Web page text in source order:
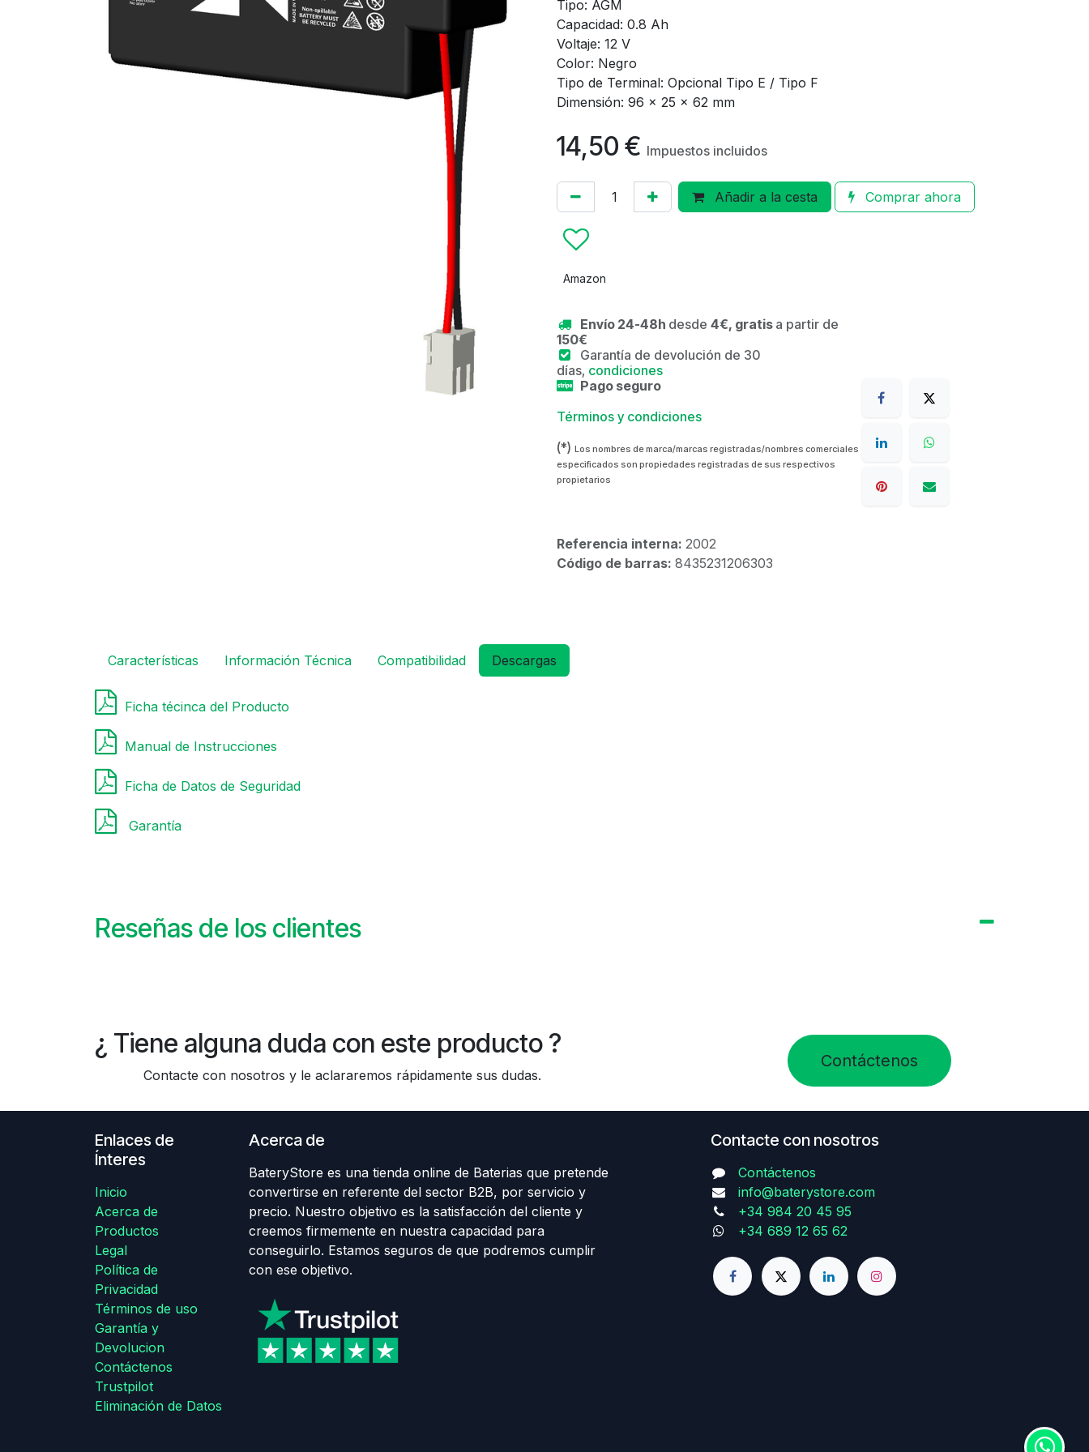
Tipo: AGM
Capacidad: 0.8 Ah
Voltaje: 12 V
Color: Negro
Tipo de Terminal: Opcional Tipo E / Tipo F
Dimensión: 96 x 25 x 62 mm
14,50 € Impuestos incluidos
Añadir a la cesta Comprar ahora
Amazon
Envío 24-48h desde 4€, gratis a partir de
150€
Garantía de devolución de 30
días, condiciones
Pago seguro
Términos y condiciones
(*) Los nombres de marca/marcas registradas/nombres comerciales
especificados son propiedades registradas de sus respectivos
propietarios
Referencia interna: 2002
Código de barras: 8435231206303
Características Información Técnica Compatibilidad Descargas
Ficha técinca del Producto
Manual de Instrucciones
Ficha de Datos de Seguridad
Garantía
Reseñas de los clientes
¿ Tiene alguna duda con este producto ?
Contacte con nosotros y le aclararemos rápidamente sus dudas.
Contáctenos
Enlaces de
Ínteres
Inicio
Acerca de
Productos
Legal
Política de
Privacidad
Términos de uso
Garantía y
Devolucion
Contáctenos
Trustpilot
Eliminación de Datos
Acerca de
BateryStore es una tienda online de Baterias que pretende
convertirse en referente del sector B2B, por servicio y
precio. Nuestro objetivo es la satisfacción del cliente y
creemos firmemente en nuestra capacidad para
conseguirlo. Estamos seguros de que podremos cumplir
con ese objetivo.
Contacte con nosotros
Contáctenos
info@baterystore.com
+34 984 20 45 95
+34 689 12 65 62